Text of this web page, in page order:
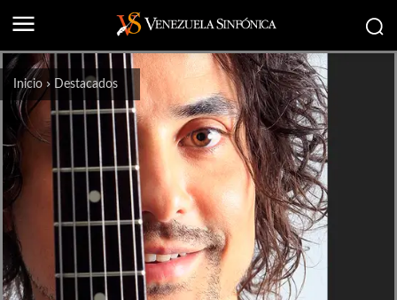
Inicio Destacados